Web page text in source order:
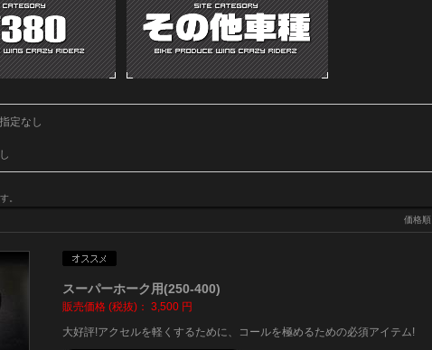
指定なし
。
価格順
スーパーホーク用(250-400)
販売価格 (税抜)： 3,500 円
大好評!アクセルを軽くするために、コールを極めるための必須アイテム!